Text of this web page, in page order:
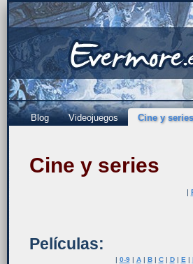
Blog Videojuegos Cine y series
Cine y series
|
Películas:
| 0-9| A| B| C| D| E |